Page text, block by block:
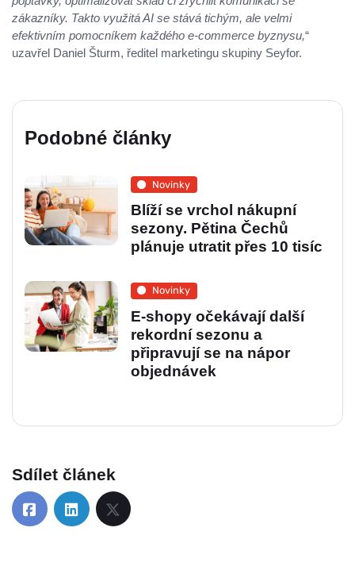
zákazníky. Takto využitá AI se stává tichým, ale velmi
efektivním pomocníkem každého e-commerce byznysu,“
uzavřel Daniel Šturm, ředitel marketingu skupiny Seyfor.
Podobné články
Novinky
Blíží se vrchol nákupní
sezony. Pětina Čechů
plánuje utratit přes 10 tisíc
Novinky
E-shopy očekávají další
rekordní sezonu a
připravují se na nápor
objednávek
Sdílet článek